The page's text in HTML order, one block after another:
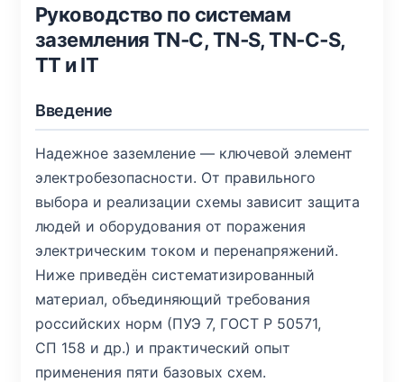
Руководство по системам
заземления TN‑C, TN‑S, TN‑C‑S,
TT и IT
Введение
Надежное заземление — ключевой элемент
электробезопасности. От правильного
выбора и реализации схемы зависит защита
людей и оборудования от поражения
электрическим током и перенапряжений.
Ниже приведён систематизированный
материал, объединяющий требования
российских норм (ПУЭ 7, ГОСТ Р 50571,
СП 158 и др.) и практический опыт
применения пяти базовых схем.